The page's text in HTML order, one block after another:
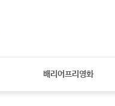
배리어프리영화